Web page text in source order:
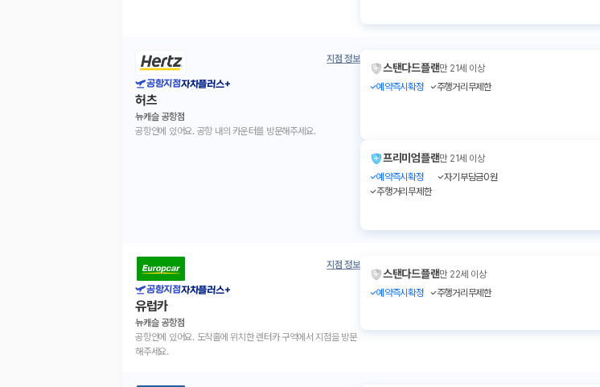
지점 정보
공항지점자차플러스+
허츠
뉴캐슬 공항점
공항안에 있어요. 공항 내의 카운터를 방문해주세요.
스탠다드플랜만 21세 이상
예약즉시확정
주행거리무제한
프리미엄플랜만 21세 이상
예약즉시확정
자기부담금0원
주행거리무제한
지점 정보
공항지점자차플러스+
유럽카
뉴캐슬 공항점
공항안에 있어요. 도착홀에 위치한 렌터카 구역에서 지점을 방문
해주세요.
스탠다드플랜만 22세 이상
예약즉시확정
주행거리무제한